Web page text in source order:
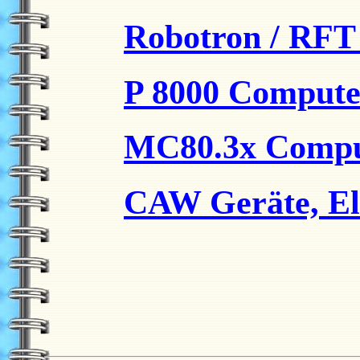
Robotron /
P 8000
MC80.3x
CAW Geräte,